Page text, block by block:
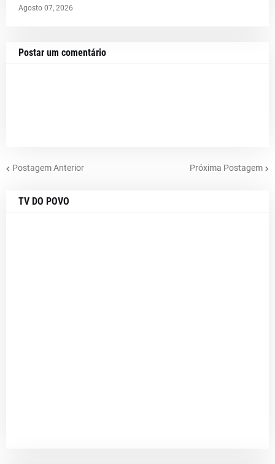
Agosto 07, 2026
Postar um comentário
Postagem Anterior Próxima Postagem
TV DO POVO